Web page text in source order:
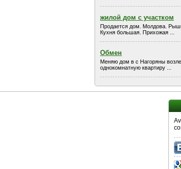
жилой дом с участком
Продается дом. Молдова.
Кухня большая. Прихожая ...
Обмен
Меняю дом в с Нагоряны возле
однокомнатную квартиру ...